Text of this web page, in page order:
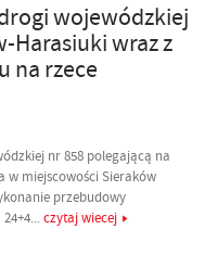
wojewódzkiej
Harasiuki wraz z
na rzece
nr 858 polegającą na
w miejscowości Sieraków
przebudowy
czytaj wiecej